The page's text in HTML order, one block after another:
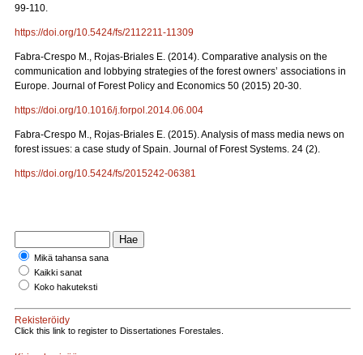
99-110.
https://doi.org/10.5424/fs/2112211-11309
Fabra-Crespo M., Rojas-Briales E. (2014). Comparative analysis on the
communication and lobbying strategies of the forest owners’ associations in
Europe. Journal of Forest Policy and Economics 50 (2015) 20-30.
https://doi.org/10.1016/j.forpol.2014.06.004
Fabra-Crespo M., Rojas-Briales E. (2015). Analysis of mass media news on
forest issues: a case study of Spain. Journal of Forest Systems. 24 (2).
https://doi.org/10.5424/fs/2015242-06381
Mikä tahansa sana
Kaikki sanat
Koko hakuteksti
Rekisteröidy
Click this link to register to Dissertationes Forestales.